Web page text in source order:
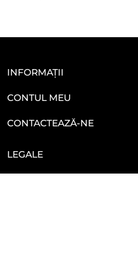
INFORMAȚII
CONTUL MEU
CONTACTEAZĂ-NE
LEGALE